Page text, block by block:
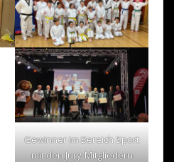
Gewinner im Bereich Sport
mit den Jury-Mitgliedern